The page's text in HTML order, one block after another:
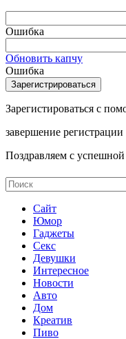
Ошибка
Обновить капчу
Ошибка
Зарегистироваться с
завершение регистрации
Поздравляем с
Сайт
Юмор
Гаджеты
Секс
Девушки
Интересное
Новости
Авто
Дом
Креатив
Пиво